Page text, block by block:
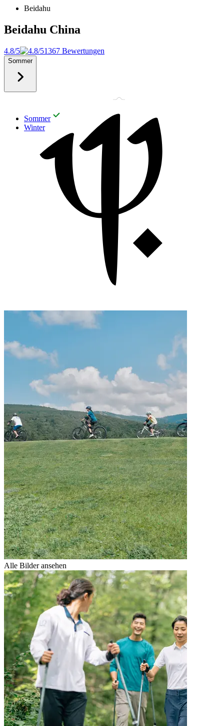
Beidahu
Beidahu China
4.8/5 1367 Bewertungen
Sommer
Sommer
Winter
Alle Bilder ansehen